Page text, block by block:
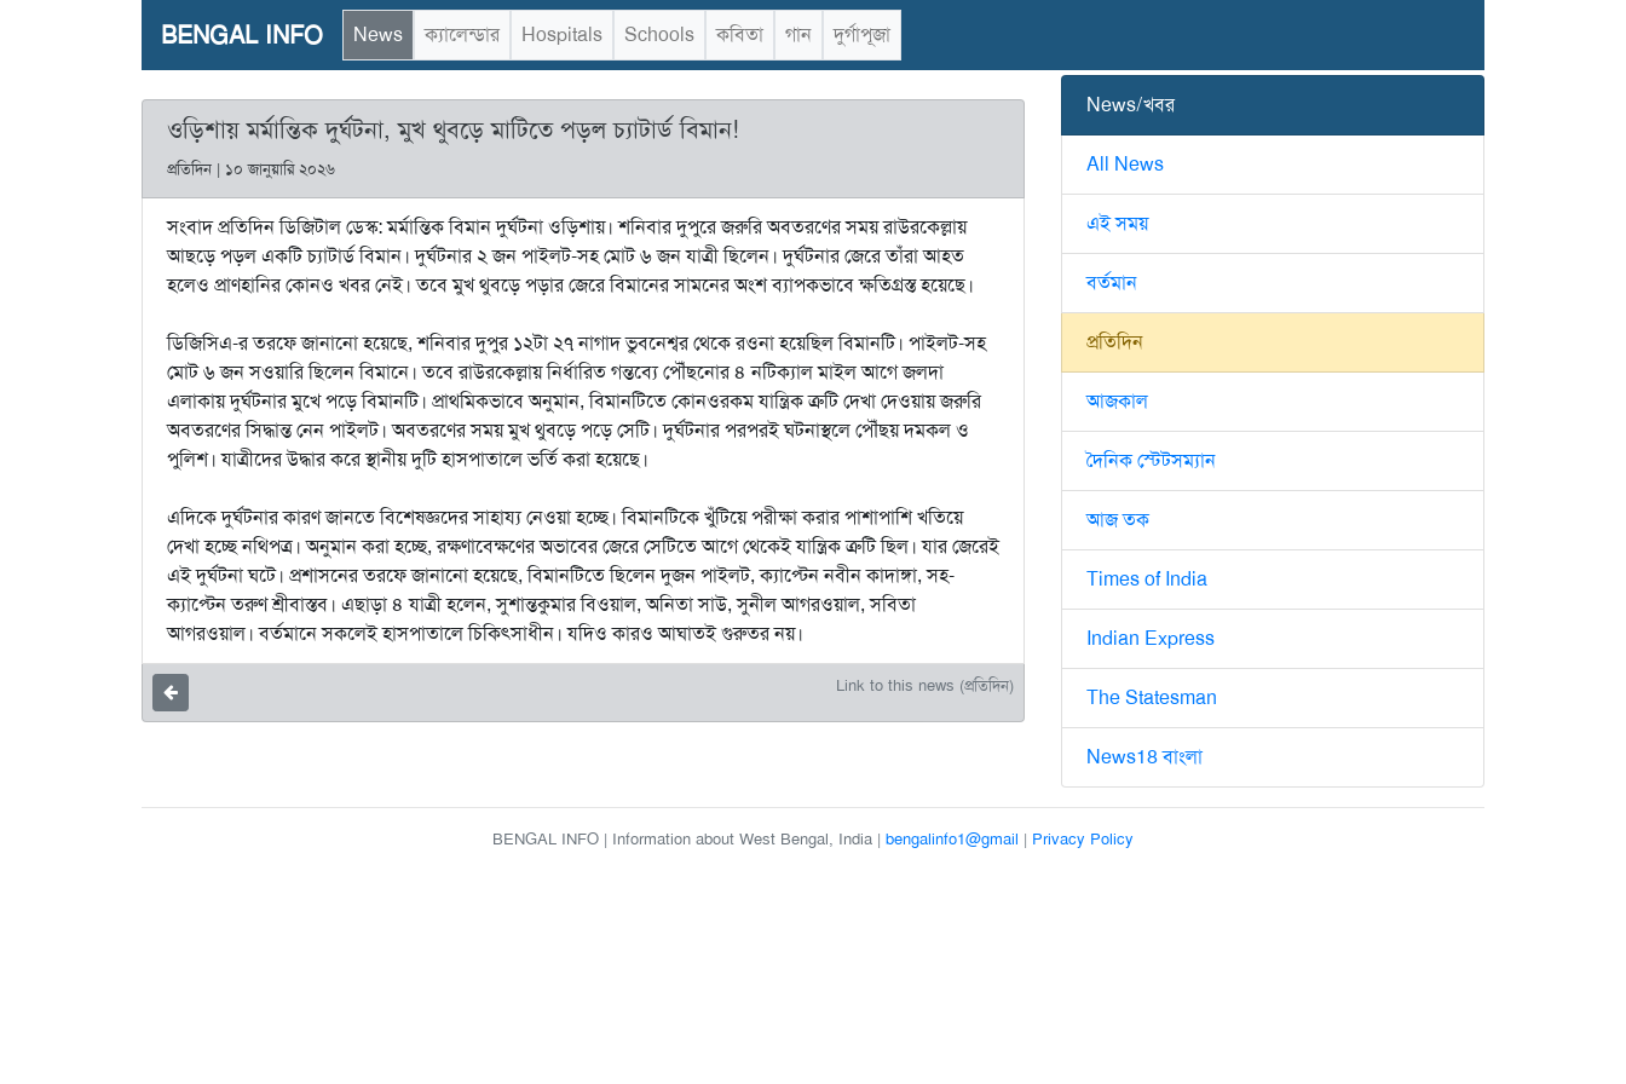
BENGAL INFO News ক্যালেন্ডার Hospitals Schools কবিতা গান দুর্গাপূজা
ওড়িশায় মর্মান্তিক দুর্ঘটনা, মুখ থুবড়ে মাটিতে পড়ল চ্যাটার্ড বিমান!
প্রতিদিন | ১০ জানুয়ারি ২০২৬
সংবাদ প্রতিদিন ডিজিটাল ডেস্ক: মর্মান্তিক বিমান দুর্ঘটনা ওড়িশায়। শনিবার দুপুরে জরুরি অবতরণের সময় রাউরকেল্লায়
আছড়ে পড়ল একটি চ্যাটার্ড বিমান। দুর্ঘটনার ২ জন পাইলট-সহ মোট ৬ জন যাত্রী ছিলেন। দুর্ঘটনার জেরে তাঁরা আহত
হলেও প্রাণহানির কোনও খবর নেই। তবে মুখ থুবড়ে পড়ার জেরে বিমানের সামনের অংশ ব্যাপকভাবে ক্ষতিগ্রস্ত হয়েছে।
ডিজিসিএ-র তরফে জানানো হয়েছে, শনিবার দুপুর ১২টা ২৭ নাগাদ ভুবনেশ্বর থেকে রওনা হয়েছিল বিমানটি। পাইলট-সহ
মোট ৬ জন সওয়ারি ছিলেন বিমানে। তবে রাউরকেল্লায় নির্ধারিত গন্তব্যে পৌঁছনোর ৪ নটিক্যাল মাইল আগে জলদা
এলাকায় দুর্ঘটনার মুখে পড়ে বিমানটি। প্রাথমিকভাবে অনুমান, বিমানটিতে কোনওরকম যান্ত্রিক ত্রুটি দেখা দেওয়ায় জরুরি
অবতরণের সিদ্ধান্ত নেন পাইলট। অবতরণের সময় মুখ থুবড়ে পড়ে সেটি। দুর্ঘটনার পরপরই ঘটনাস্থলে পৌঁছয় দমকল ও
পুলিশ। যাত্রীদের উদ্ধার করে স্থানীয় দুটি হাসপাতালে ভর্তি করা হয়েছে।
এদিকে দুর্ঘটনার কারণ জানতে বিশেষজ্ঞদের সাহায্য নেওয়া হচ্ছে। বিমানটিকে খুঁটিয়ে পরীক্ষা করার পাশাপাশি খতিয়ে
দেখা হচ্ছে নথিপত্র। অনুমান করা হচ্ছে, রক্ষণাবেক্ষণের অভাবের জেরে সেটিতে আগে থেকেই যান্ত্রিক ত্রুটি ছিল। যার জেরেই
এই দুর্ঘটনা ঘটে। প্রশাসনের তরফে জানানো হয়েছে, বিমানটিতে ছিলেন দুজন পাইলট, ক্যাপ্টেন নবীন কাদাঙ্গা, সহ-
ক্যাপ্টেন তরুণ শ্রীবাস্তব। এছাড়া ৪ যাত্রী হলেন, সুশান্তকুমার বিওয়াল, অনিতা সাউ, সুনীল আগরওয়াল, সবিতা
আগরওয়াল। বর্তমানে সকলেই হাসপাতালে চিকিৎসাধীন। যদিও কারও আঘাতই গুরুতর নয়।
Link to this news (প্রতিদিন)
News/খবর
All News
এই সময়
বর্তমান
প্রতিদিন
আজকাল
দৈনিক স্টেটসম্যান
আজ তক
Times of India
Indian Express
The Statesman
News18 বাংলা
BENGAL INFO | Information about West Bengal, India | bengalinfo1@gmail | Privacy Policy